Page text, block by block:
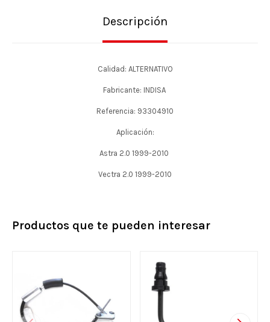
Descripción
Calidad: ALTERNATIVO
Fabricante: INDISA
Referencia: 93304910
Aplicación:
Astra 2.0 1999-2010
Vectra 2.0 1999-2010
Productos que te pueden interesar